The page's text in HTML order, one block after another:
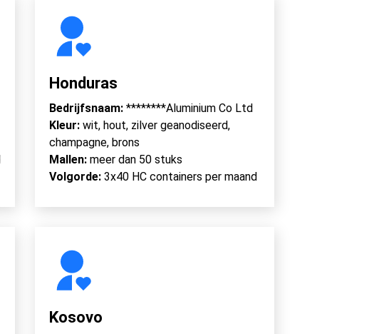
Honduras
Bedrijfsnaam: ********Aluminium Co Ltd
Kleur: wit, hout, zilver geanodiseerd,
champagne, brons
Mallen: meer dan 50 stuks
Volgorde: 3x40 HC containers per maand
Kosovo